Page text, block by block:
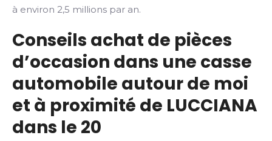
à environ 2,5 millions par an.
Conseils achat de pièces
d’occasion dans une casse
automobile autour de moi
et à proximité de LUCCIANA
dans le 20